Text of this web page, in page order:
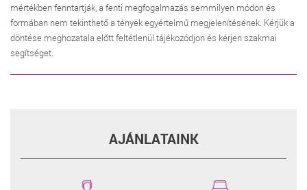
mértékben fenntartják, a fenti megfogalmazás semmilyen módon és
formában nem tekinthető a tények egyértelmű megjelenítésének. Kérjük a
döntése meghozatala előtt feltétlenül tájékozódjon és kérjen szakmai
segítséget.
AJÁNLATAINK